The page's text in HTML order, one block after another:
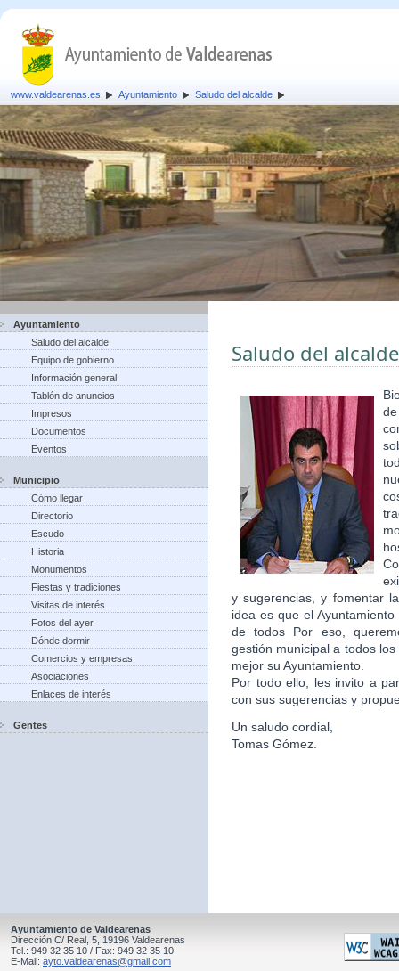
www.valdearenas.es Ayuntamiento Saludo del alcalde
Ayuntamiento
Saludo del alcalde
Equipo de gobierno
Información general
Tablón de anuncios
Impresos
Documentos
Eventos
Municipio
Cómo llegar
Directorio
Escudo
Historia
Monumentos
Fiestas y tradiciones
Visitas de interés
Fotos del ayer
Dónde dormir
Comercios y empresas
Asociaciones
Enlaces de interés
Gentes
Saludo del alcalde
y sugerencias, y fomentar
idea es que el
de todos Por eso,
gestión municipal a todos
mejor su Ayuntamiento.
Por todo ello, les invito a
con sus sugerencias y
Un saludo cordial,
Tomas Gómez.
Ayuntamiento de Valdearenas
Dirección C/ Real, 5, 19196 Valdearenas
Tel.: 949 32 35 10 / Fax: 949 32 35 10
E-Mail: ayto.valdearenas@gmail.com